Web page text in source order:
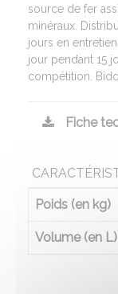
source de fer
minéraux.
jours en
jour pendant 15
compétition.
Fiche
Poids (en kg)
Volume (en L)